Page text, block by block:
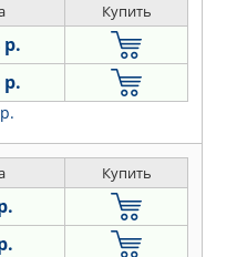
Купить
р.
р.
Купить